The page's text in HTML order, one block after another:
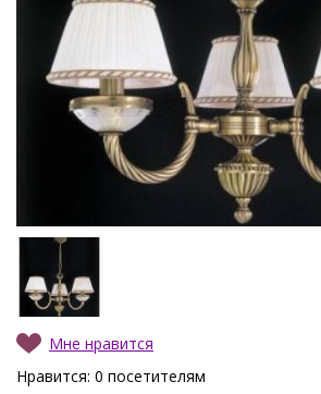
Мне нравится
Нравится: 0 посетителям